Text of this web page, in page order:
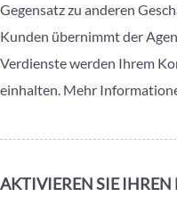
Gegensatz zu anderen
Kunden übernimmt der
Verdienste werden Ihrem
einhalten. Mehr
AKTIVIEREN SIE